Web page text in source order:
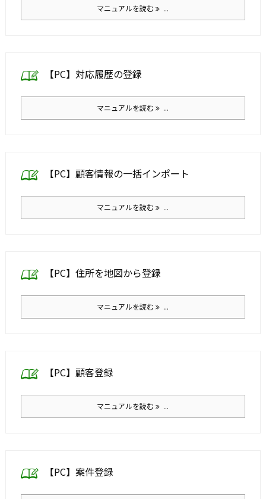
マニュアルを読む ...
【PC】対応履歴の登録
マニュアルを読む ...
【PC】顧客情報の一括インポート
マニュアルを読む ...
【PC】住所を地図から登録
マニュアルを読む ...
【PC】顧客登録
マニュアルを読む ...
【PC】案件登録